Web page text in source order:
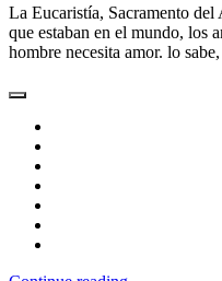
La Eucaristía, Sacramento del
que estaban en el mundo, los
hombre necesita amor. lo